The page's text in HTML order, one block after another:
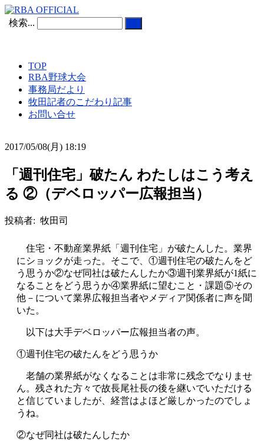
検索...
TOP
RBA野球大会
事務局だより
牧田記者のこだわり記事
お問い合せ
2017/05/08(月) 18:19
「週刊住宅」破たん わたしはこう考え
る ②（デベロッパー広報担当）
投稿者: 牧田司
住宅・不動産業界紙「週刊住宅」が破たんした。業界
にショックが走った。そこで、①週刊住宅の破たんをど
う思うか②なぜ同社は破たんしたか③週刊業界紙が1紙に
なることをどう思うか④業界紙に望むこと・課題⑤その
他－について業界広報担当者やメディア関係者に声を聞
いた。
以下は大手デベロッパー広報担当者の声。
①週刊住宅の破たんをどう思うか
老舗の業界紙がなくなることは非常に残念でなりませ
ん。残された方々で故長尾社長の後を継いでいただける
と信じていましたが、経営はよほど厳しかったのでしょ
うね。
②なぜ同社は破たんしたか